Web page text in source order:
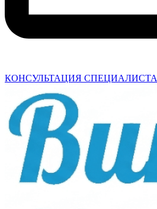
КОНСУЛЬТАЦИЯ СПЕЦИАЛИСТА